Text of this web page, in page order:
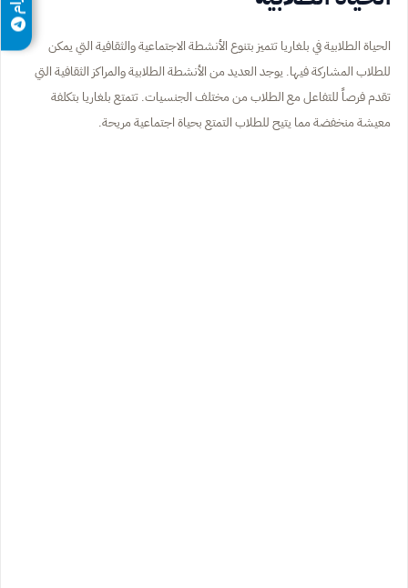
الحياة الطلابية في بلغاريا تتميز بتنوع الأنشطة الاجتماعية والثقافية التي يمكن
للطلاب المشاركة فيها. يوجد العديد من الأنشطة الطلابية والمراكز الثقافية التي
تقدم فرصاً للتفاعل مع الطلاب من مختلف الجنسيات. تتمتع بلغاريا بتكلفة
معيشة منخفضة مما يتيح للطلاب التمتع بحياة اجتماعية مريحة.